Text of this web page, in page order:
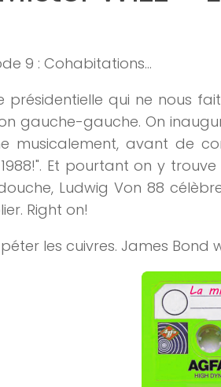
9 : Cohabitations...
présidentielle qui ne nous
gauche-gauche. On
musicalement, avant de
Et pourtant on y
Ludwig Von 88
Right on!
les cuivres. James Bond